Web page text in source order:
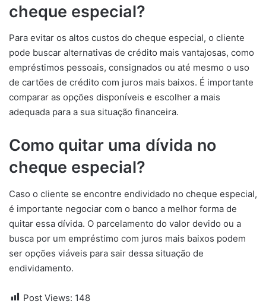
cheque especial?
Para evitar os altos custos do cheque especial, o cliente
pode buscar alternativas de crédito mais vantajosas, como
empréstimos pessoais, consignados ou até mesmo o uso
de cartões de crédito com juros mais baixos. É importante
comparar as opções disponíveis e escolher a mais
adequada para a sua situação financeira.
Como quitar uma dívida no
cheque especial?
Caso o cliente se encontre endividado no cheque especial,
é importante negociar com o banco a melhor forma de
quitar essa dívida. O parcelamento do valor devido ou a
busca por um empréstimo com juros mais baixos podem
ser opções viáveis para sair dessa situação de
endividamento.
Post Views: 148